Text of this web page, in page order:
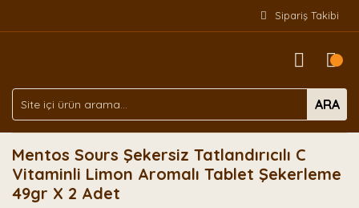
Sipariş Takibi
ARA
Mentos Sours Şekersiz Tatlandırıcılı C
Vitaminli Limon Aromalı Tablet Şekerleme
49gr X 2 Adet